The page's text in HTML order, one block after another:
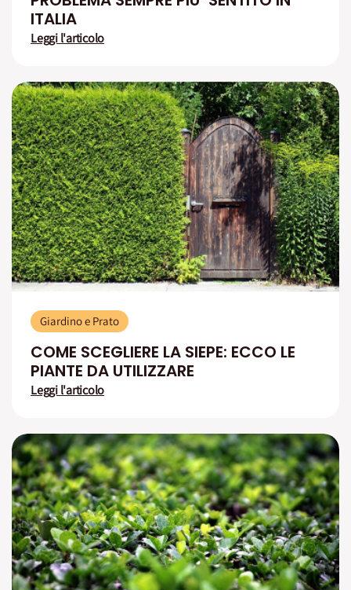
ITALIA
Leggi l'articolo
Giardino e Prato
COME SCEGLIERE LA SIEPE: ECCO LE
PIANTE DA UTILIZZARE
Leggi l'articolo